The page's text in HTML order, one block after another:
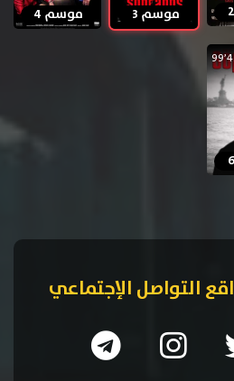
موسم 3 موسم 4
التواصل الإجتماعي